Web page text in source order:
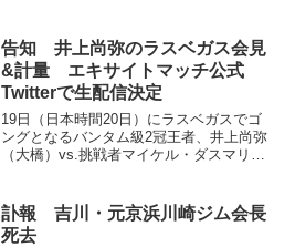
告知 井上尚弥のラスベガス会見
&計量 エキサイトマッチ公式
Twitterで生配信決定
19日（日本時間20日）にラスベガスでゴ
ングとなるバンタム級2冠王者、井上尚弥
（大橋）vs.挑戦者マイケル・ダスマリナ
ツイッターでライブ配信されることにな
った。WOW...
訃報 吉川・元京浜川崎ジム会長
死去